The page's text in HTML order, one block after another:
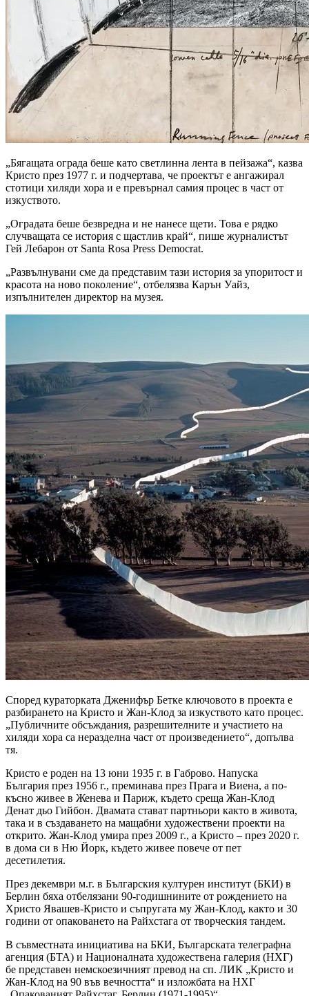
„Бягащата ограда беше като светлинна лента в пейзажа“, казва
Кристо през 1977 г. и подчертава, че проектът е ангажирал
стотици хиляди хора и е превърнал самия процес в част от
изкуството.
„Оградата беше безвредна и не нанесе щети. Това е рядко
случващата се история с щастлив край“, пише журналистът
Гей Лебарон от Santa Rosa Press Democrat.
„Развълнувани сме да представим тази история за упоритост и
красота на ново поколение“, отбелязва Карън Уайз,
изпълнителен директор на музея.
Според кураторката Дженифър Бетке ключовото в проекта е
разбирането на Кристо и Жан-Клод за изкуството като процес.
„Публичните обсъждания, разрешителните и участието на
хиляди хора са неразделна част от произведението“, допълва
тя.
Кристо е роден на 13 юни 1935 г. в Габрово. Напуска
България през 1956 г., преминава през Прага и Виена, а по-
късно живее в Женева и Париж, където среща Жан-Клод
Денат дьо Гийбон. Двамата стават партньори както в живота,
така и в създаването на мащабни художествени проекти на
открито. Жан-Клод умира през 2009 г., а Кристо – през 2020 г.
в дома си в Ню Йорк, където живее повече от пет
десетилетия.
През декември м.г. в Българския културен институт (БКИ) в
Берлин бяха отбелязани 90-годишнините от рождението на
Христо Явашев-Кристо и съпругата му Жан-Клод, както и 30
години от опаковането на Райхстага от творческия тандем.
В съвместната инициатива на БКИ, Българската телеграфна
агенция (БТА) и Националната художествена галерия (НХГ)
бе представен немскоезичният превод на сп. ЛИК „Кристо и
Жан-Клод на 90 във вечността“ и изложбата на НХГ